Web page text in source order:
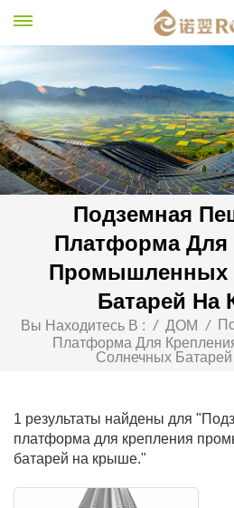
Подземная
Платформа Для
Промышленных
Батарей На
Вы Находитесь В : / ДОМ /
Платформа Для
Солнечных
1 результаты найдены для
платформа для крепления
батарей на крыше."